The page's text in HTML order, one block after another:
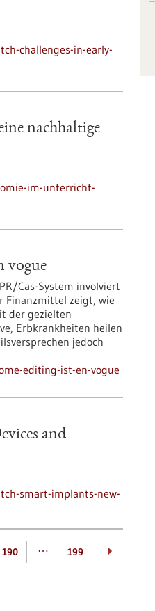
challenges-in-early-
nachhaltige
im-unterricht-
vogue
Cas-System involviert
Finanzmittel zeigt, wie
der gezielten
Erbkrankheiten heilen
jedoch
editing-ist-en-vogue
and
smart-implants-new-
190 … 199